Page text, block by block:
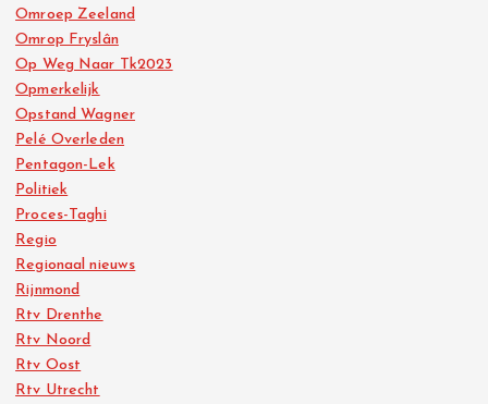
Omroep Zeeland
Omrop Fryslân
Op Weg Naar Tk2023
Opmerkelijk
Opstand Wagner
Pelé Overleden
Pentagon-Lek
Politiek
Proces-Taghi
Regio
Regionaal nieuws
Rijnmond
Rtv Drenthe
Rtv Noord
Rtv Oost
Rtv Utrecht